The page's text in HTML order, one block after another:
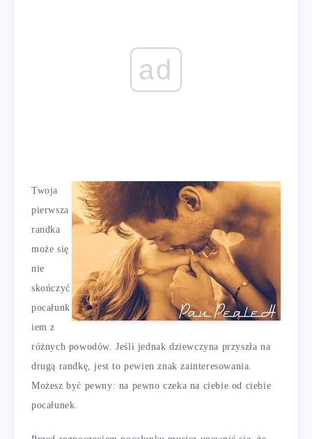
ad
Twoja
pierwsza
randka
może się
nie
skończyć
pocałunk
iem z
różnych powodów. Jeśli jednak dziewczyna przyszła na
drugą randkę, jest to pewien znak zainteresowania.
Możesz być pewny: na pewno czeka na ciebie od ciebie
pocałunek.